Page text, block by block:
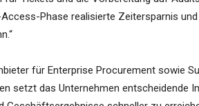
Phase realisierte Zeitersparnis
für Enterprise Procurement sowie
setzt das Unternehmen entscheidende